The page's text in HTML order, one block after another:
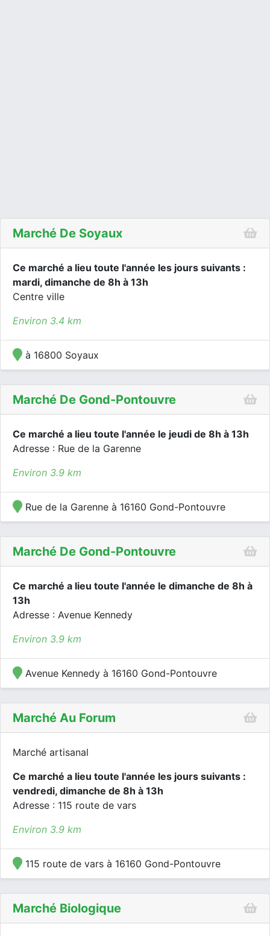
Marché De Soyaux
Ce marché a lieu toute l'année les jours suivants :
mardi, dimanche de 8h à 13h
Centre ville
Environ 3.4 km
à 16800 Soyaux
Marché De Gond-Pontouvre
Ce marché a lieu toute l'année le jeudi de 8h à 13h
Adresse : Rue de la Garenne
Environ 3.9 km
Rue de la Garenne à 16160 Gond-Pontouvre
Marché De Gond-Pontouvre
Ce marché a lieu toute l'année le dimanche de 8h à
13h
Adresse : Avenue Kennedy
Environ 3.9 km
Avenue Kennedy à 16160 Gond-Pontouvre
Marché Au Forum
Marché artisanal
Ce marché a lieu toute l'année les jours suivants :
vendredi, dimanche de 8h à 13h
Adresse : 115 route de vars
Environ 3.9 km
115 route de vars à 16160 Gond-Pontouvre
Marché Biologique